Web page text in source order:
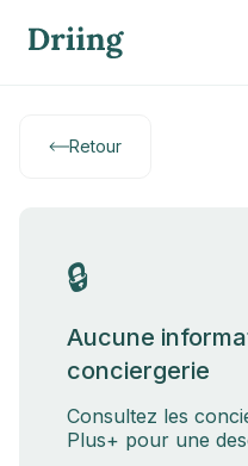
Retour
🔒
Aucune
conciergerie
Consultez les
Plus+ pour une